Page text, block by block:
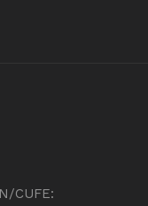
CUFE: